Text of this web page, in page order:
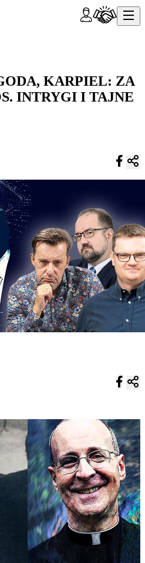
KARPIEL: ZA
INTRYGI I TAJNE